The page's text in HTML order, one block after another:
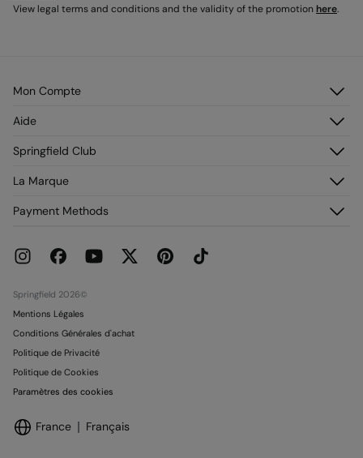
View legal terms and conditions and the validity of the promotion here.
Mon Compte
Mes adresses
Aide
Foire aux questions
Livraison
Promotions en cours
Carte Cadeau
Springfield Club
Adhérez !
La Marque
Franchises
Emploi
Payment Methods
Springfield 2026©
Mentions Légales
Conditions Générales d'achat
Politique de Privacité
Politique de Cookies
Paramètres des cookies
France Français